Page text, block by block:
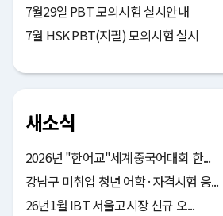
7월29일 PBT 모의시험 실시안내
7월 HSK PBT(지필) 모의시험 실시
새소식
2026년 "한어교"세계중국어대회 한...
강남구 미취업 청년 어학·자격시험 응...
26년1월 IBT 서울고시장 신규 오...